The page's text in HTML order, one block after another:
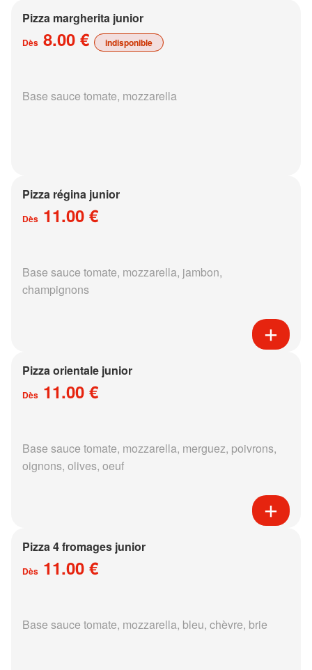
Pizza margherita junior
Dès 8.00 € indisponible
Base sauce tomate, mozzarella
Pizza régina junior
Dès 11.00 €
Base sauce tomate, mozzarella, jambon,
champignons
Pizza orientale junior
Dès 11.00 €
Base sauce tomate, mozzarella, merguez, poivrons,
oignons, olives, oeuf
Pizza 4 fromages junior
Dès 11.00 €
Base sauce tomate, mozzarella, bleu, chèvre, brie